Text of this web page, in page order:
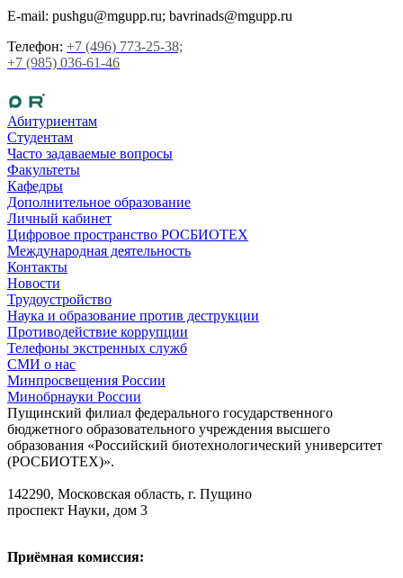
E-mail: pushgu@mgupp.ru; bavrinads@mgupp.ru
Телефон: +7 (496) 773-25-38;
+7 (985) 036-61-46
Абитуриентам
Студентам
Часто задаваемые вопросы
Факультеты
Кафедры
Дополнительное образование
Личный кабинет
Цифровое пространство РОСБИОТЕХ
Международная деятельность
Контакты
Новости
Трудоустройство
Наука и образование против деструкции
Противодействие коррупции
Телефоны экстренных служб
СМИ о нас
Минпросвещения России
Минобрнауки России
Пущинский филиал федерального государственного
бюджетного образовательного учреждения высшего
образования «Российский биотехнологический университет
(РОСБИОТЕХ)».
142290, Московская область, г. Пущино
проспект Науки, дом 3
Приёмная комиссия: